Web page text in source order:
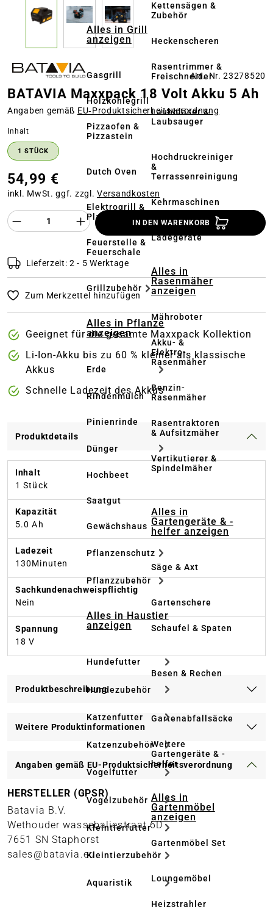
Alles in Grill
anzeigen
Gasgrill
Holzkohlegrill
Pizzaofen &
Pizzastein
Dutch Oven
Elektrogrill &
Plancha
Feuerstelle &
Feuerschale
Grillzubehör
Alles in Pflanze
anzeigen
Erde
Rindenmulch
Pinienrinde
Dünger
Hochbeet
Saatgut
Gewächshaus
Pflanzenschutz
Pflanzzubehör
Alles in Haustier
anzeigen
Hundefutter
Hundezubehör
Katzenfutter
Katzenzubehör
Vogelfutter
Vogelzubehör
Kleintierfutter
Kleintierzubehör
Aquaristik
Kettensägen &
Zubehör
Heckenscheren
Rasentrimmer &
Freischneider
Laubbläser &
Laubsauger
Hochdruckreiniger
&
Terrassenreinigung
Kehrmaschinen
Akkus &
Ladegeräte
Alles in
Rasenmäher
anzeigen
Mähroboter
Akku- &
Elektro-
Rasenmäher
Benzin-
Rasenmäher
Rasentraktoren
& Aufsitzmäher
Vertikutierer &
Spindelmäher
Alles in
Gartengeräte & -
helfer anzeigen
Säge & Axt
Gartenschere
Schaufel & Spaten
Besen & Rechen
Gartenabfallsäcke
Weitere
Gartengeräte & -
helfer
Alles in
Gartenmöbel
anzeigen
Gartenmöbel Set
Loungemöbel
Heizstrahler
Art.-Nr. 23278520
BATAVIA Maxxpack 18 Volt Akku 5 Ah
Angaben gemäß EU‑Produktsicherheitsverordnung
Inhalt
1 STÜCK
54,99 €
inkl. MwSt. ggf. zzgl.Versandkosten
Produkt Anzahl des Produktes
IN DEN WARENKORB
Lieferzeit: 2 - 5 Werktage
Zum Merkzettel hinzufügen
Geeignet für die gesamte Maxxpack Kollektion
Li-Ion-Akku bis zu 60 % kleiner als klassische
Akkus
Schnelle Ladezeit des Akkus
Produktdetails
Inhalt
1 Stück
Kapazität
5.0 Ah
Ladezeit
130Minuten
Sachkundenachweispflichtig
Nein
Spannung
18 V
Produktbeschreibung
Weitere Produktinformationen
Angaben gemäß EU-Produktsicherheitsverordnung
HERSTELLER (GPSR)
Batavia B.V.
Wethouder wassebaliestraat 6D
7651 SN Staphorst
sales@batavia.eu